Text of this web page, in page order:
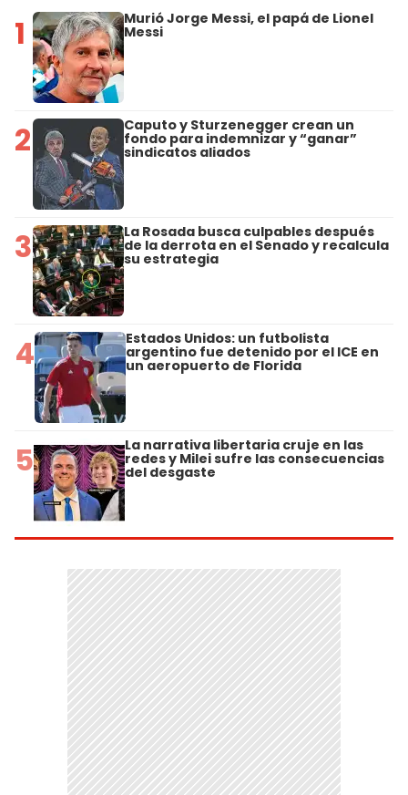
1 Murió Jorge Messi, el papá de Lionel
Messi
2 Caputo y Sturzenegger crean un
fondo para indemnizar y “ganar”
sindicatos aliados
3 La Rosada busca culpables después
de la derrota en el Senado y recalcula
su estrategia
4 Estados Unidos: un futbolista
argentino fue detenido por el ICE en
un aeropuerto de Florida
5 La narrativa libertaria cruje en las
redes y Milei sufre las consecuencias
del desgaste